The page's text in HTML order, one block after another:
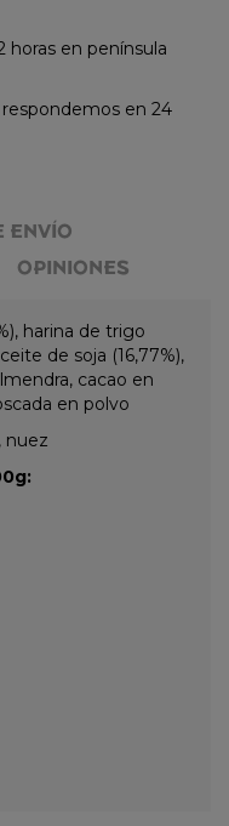
horas en península
en 24
ENVÍO
OPINIONES
harina de trigo
de soja (16,77%),
cacao en
en polvo
nuez